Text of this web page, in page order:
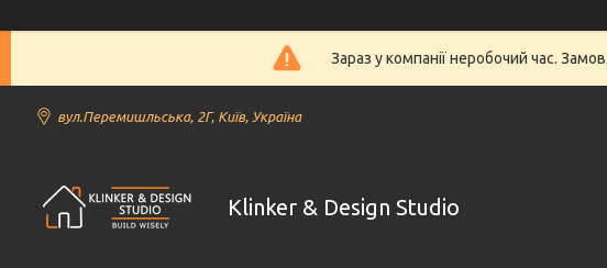
Зараз у компанії неробочий час.
вул.Перемишльська, 2Г, Київ, Україна
Klinker & Design Studio